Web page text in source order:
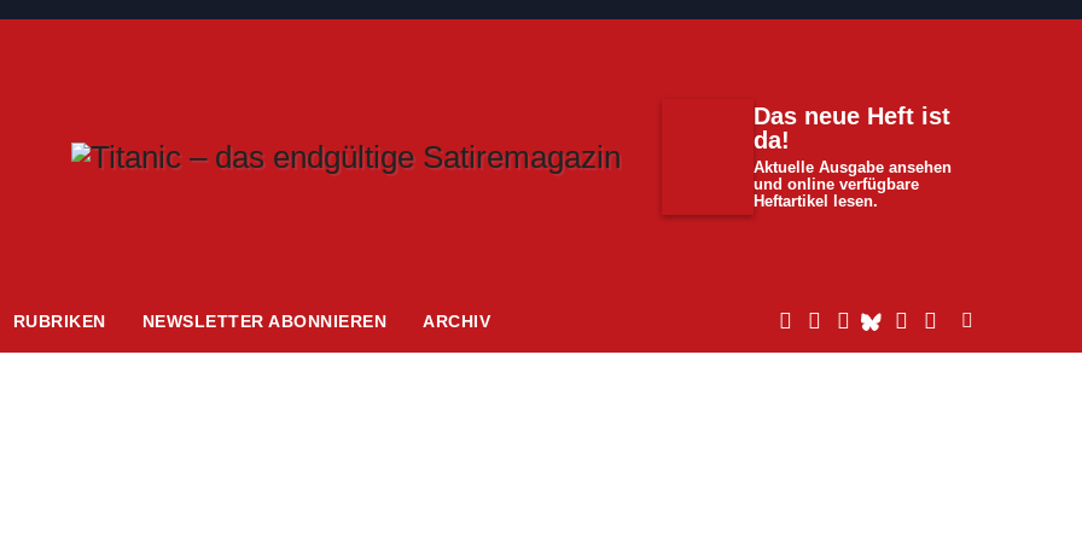
Das neue Heft ist
da!
Aktuelle Ausgabe ansehen
und online verfügbare
Heftartikel lesen.
RUBRIKEN NEWSLETTER ABONNIEREN ARCHIV